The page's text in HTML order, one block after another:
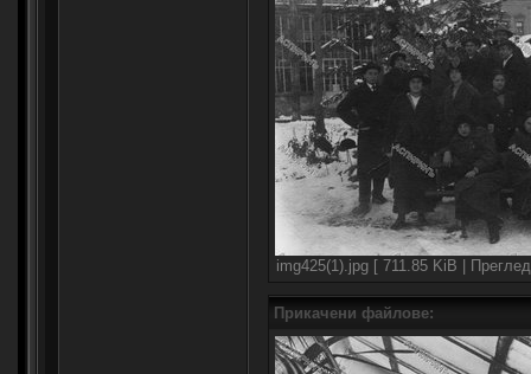
img425(1).jpg [ 711.85 KiB |
Прикачени файлове: